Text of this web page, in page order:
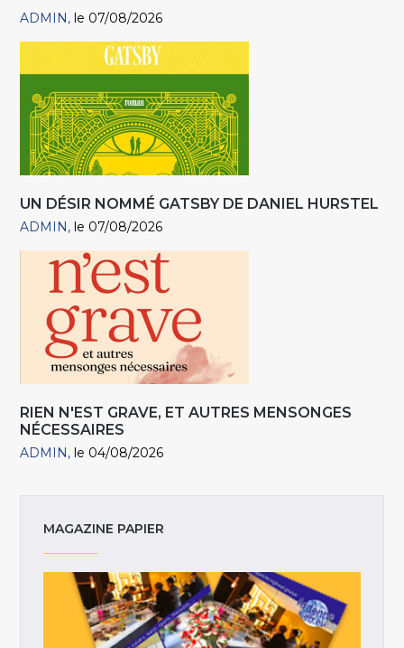
ADMIN le 07/08/2026
UN DÉSIR NOMMÉ GATSBY DE DANIEL HURSTEL
ADMIN le 07/08/2026
RIEN N'EST GRAVE, ET AUTRES MENSONGES
NÉCESSAIRES
ADMIN le 04/08/2026
MAGAZINE PAPIER